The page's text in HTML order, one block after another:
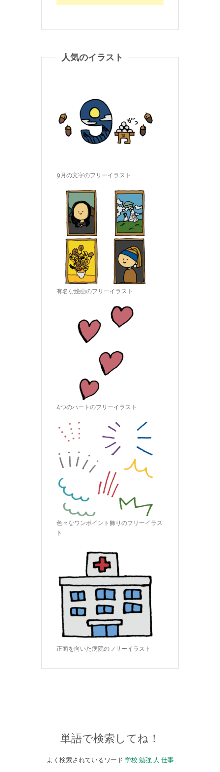
人気のイラスト
9月の文字のフリーイラスト
有名な絵画のフリーイラスト
4つのハートのフリーイラスト
色々なワンポイント飾りのフリーイラス
ト
正面を向いた病院のフリーイラスト
単語で検索してね！
よく検索されているワード 学校 勉強 人 仕事